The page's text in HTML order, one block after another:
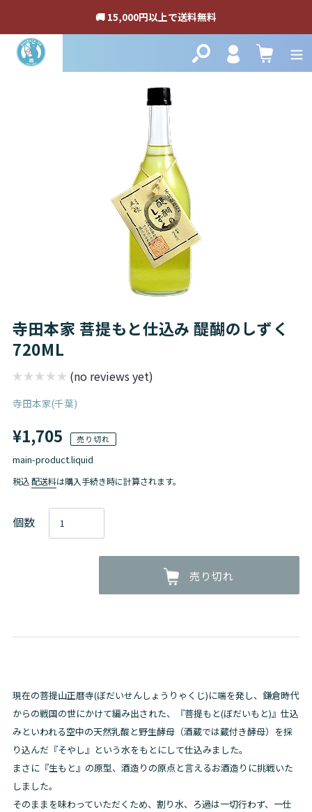
🚚 15,000円以上で送料無料
検索 Login カート
寺田本家 菩提もと仕込み 醍醐のしずく
720ML
(no reviews yet)
販
元
寺田本家(千葉)
通
常
格
¥1,705 売り切れ
main-product.liquid
税込配送料は購入手続き時に計算されます。
個数
売り切れ
商
品
を
追
加
す
る
現在の菩提山正暦寺(ぼだいせんしょうりゃくじ)に端を発し、鎌倉時代
からの戦国の世にかけて編み出された、『菩提もと(ぼだいもと)』仕込
みといわれる空中の天然乳酸と野生酵母（酒蔵では蔵付き酵母）を採
り込んだ『そやし』という水をもとにして仕込みました。
まさに『生もと』の原型、酒造りの原点と言えるお酒造りに挑戦いた
しました。
そのままを味わっていただくため、割り水、ろ過は一切行わず、一仕